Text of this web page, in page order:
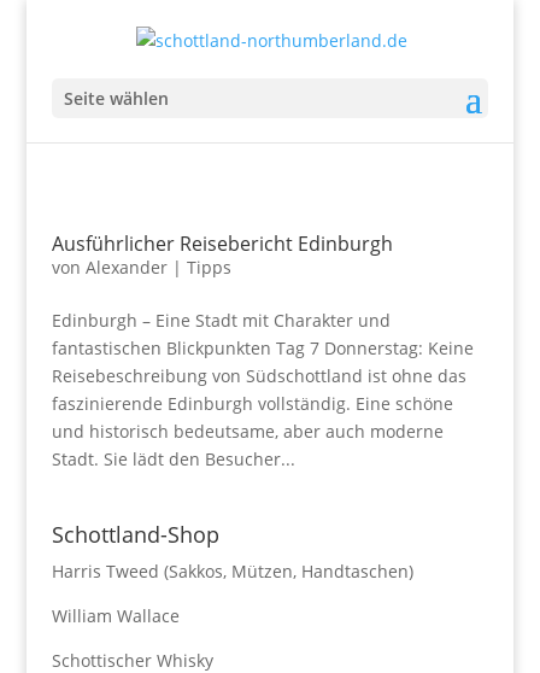
Seite wählen
Ausführlicher Reisebericht Edinburgh
von Alexander| Tipps
Edinburgh – Eine Stadt mit Charakter und
fantastischen Blickpunkten Tag 7 Donnerstag: Keine
Reisebeschreibung von Südschottland ist ohne das
faszinierende Edinburgh vollständig. Eine schöne
und historisch bedeutsame, aber auch moderne
Stadt. Sie lädt den Besucher...
Schottland-Shop
Harris Tweed (Sakkos, Mützen, Handtaschen)
William Wallace
Schottischer Whisky